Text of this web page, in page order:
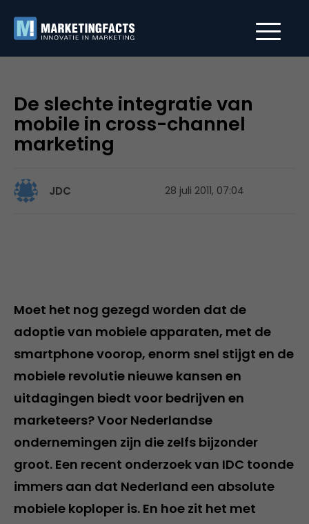
De slechte integratie van
mobile in cross-channel
marketing
JDC 28 juli 2011, 07:04
Moet het nog gezegd worden dat de
adoptie van mobiele apparaten, met de
smartphone voorop, enorm snel stijgt en de
mobiele revolutie nieuwe kansen en
uitdagingen biedt voor bedrijven en
marketeers? Voor Nederlandse
ondernemingen zijn die zelfs bijzonder
groot. Een recent onderzoek van IDC toonde
immers aan dat Nederland een absolute
mobiele koploper is. En hoe zit het met